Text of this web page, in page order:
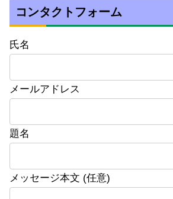
コンタクトフォーム
氏名
メールアドレス
題名
メッセージ本文 (任意)